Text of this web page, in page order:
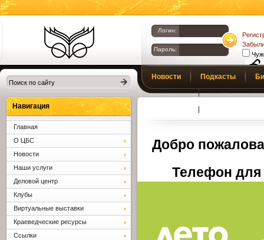
Библиотеки
Клина. Клинская
ЦБС.
Логин:
Пароль:
Новости Подкасты
Добро
Телефон для
Навигация
Главная
О ЦБС
Новости
Наши услуги
Деловой центр
Клубы
Виртуальные выставки
Краеведческие ресурсы
Ссылки